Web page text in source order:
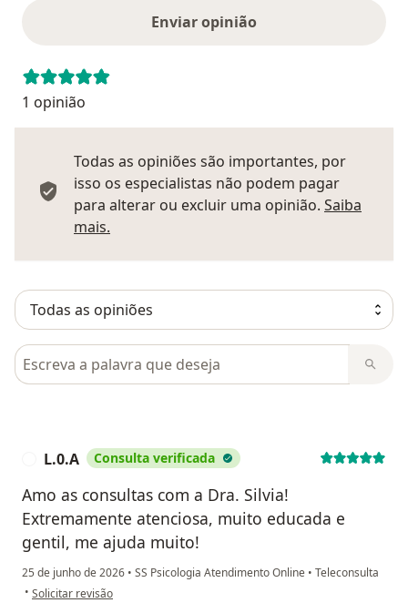
Enviar opinião
1 opinião
Todas as opiniões são importantes, por
isso os especialistas não podem pagar
para alterar ou excluir uma opinião. Saiba
mais.
Pesquisar em opiniões
L.0.A Consulta verificada
Amo as consultas com a Dra. Silvia!
Extremamente atenciosa, muito educada e
gentil, me ajuda muito!
25 de junho de 2026 • SS Psicologia Atendimento Online • Teleconsulta
• na opinião do utilizador L.0.A
Solicitar revisão